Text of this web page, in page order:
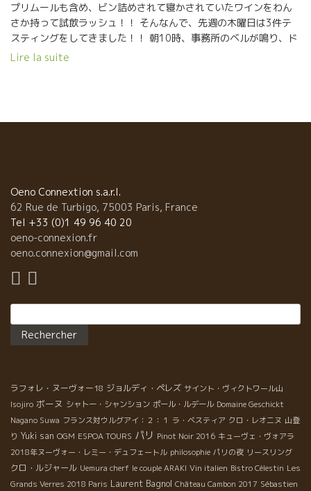
プリムールも含め、ビン詰めされて寝かされていたワインをわん
さか持って試飲ラッシュ！！ そんなんで、先週の木曜日は3件テ
スティングをしてきました！！ 朝10時、事務所のベルが鳴り、ド
アの前に立っていたのは、モンペルー（南仏）からリュックを背
ばかりなので、自分のカーブには場所がなく、ワインは全部クリ
スティーンの倉庫に置いて貰っているのだそう。 オレリアンと彼
女のジュリーは、システム・インジェニアの学校で知り合いまし
た。その後、ワインを造りたいという思いが強くなり、二人でワ
イン学校へ進学。そしてオーストラリアやニュージーランドで醸
ヌをスタート。 2013年には、放置されていた畑も借りて、今では
いる名前ばかり。 La Démesure ＊ラ・デムジュール2014 ≪
ラ・デムジュール≫とは、≪法外な≫という意味。なぜ？と聞いた
シオンのあと、10ヶ月間の樽熟成 柑橘類とハチミツの香りがほん
わり。口当たりはサッパリとキリっと、しかし丸みもありミネラ
ルで、後味が長く続く不思議な白ワイン。エノ・コネ・メンバー
絶賛！ Myrmidon ＊ミルミドン2014 ≪ミルミドン≫といえば、
ギリシア神話で登場する神話的民族のこと。その戦士部族のよう
に、このワインは『まだ若いのにもう凄いんだ！僕たちブドウも
頑張ったんだ！』と表現しているかのようで、この名前に決定。
Lire la suite
Oeno Connextion s.a.r.l.
62 Rue de Turbigo, 75003 Paris, France
Tel +33 (0)1 49 96 40 20
oeno-connexion.fr
oeno.connexion@gmail.com
ラフォレ・ヌーヴォー18 ジョルディ・ペレズ サイント・ヴィクトワール山
Isojiro ボーヌ シャトー・シャンション ポール・ルデール Domaine Geschickt
Nagano Suwa フランス対ウルグアイ：２：１ ラ・ベスティア クロ・レオニヌ 山登
り Yuki san OGM ESPOA TOURS パリ Pinot Noir 2016 キューヴェ・ヴォアラ
2018年ヌーヴォー・レミー・デュフェートル philosophie パリの夜 リースリング
クロ・ルジャール Uemura cherf le couple ARAKI Vin italien Bistro Célestin Les
Grands Verres 2018 Paris Laurent Bagnol Château Cambon 2017 Sébastien